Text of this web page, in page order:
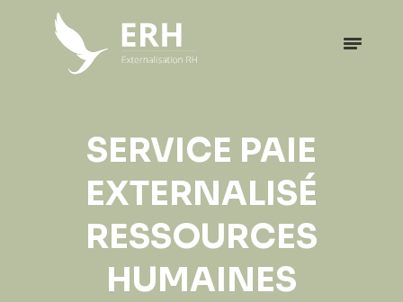
SERVICE PAIE
EXTERNALISÉ
RESSOURCES
HUMAINES
EXPATRIATION
PROFESSIONNELLE
Ile Maurice • La Réunion •
Paris • Côte D’Azur